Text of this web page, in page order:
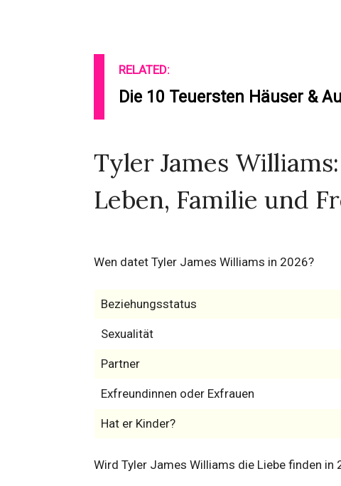
RELATED:
Die 10 Teuersten Häuser &
Tyler James
Leben, Familie und
Wen datet Tyler James Williams in 2026?
Beziehungsstatus
Sexualität
Partner
Exfreundinnen oder Exfrauen
Hat er Kinder?
Wird Tyler James Williams die Liebe finden in